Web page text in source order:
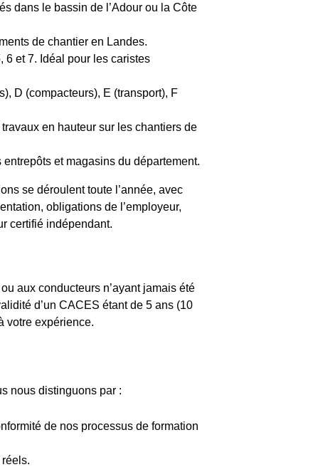
dans le bassin de l’Adour ou la Côte
de chantier en Landes.
6 et 7. Idéal pour les caristes
D (compacteurs), E (transport), F
en hauteur sur les chantiers de
et magasins du département.
se déroulent toute l’année, avec
obligations de l’employeur,
certifié indépendant.
aux conducteurs n’ayant jamais été
d’un CACES étant de 5 ans (10
votre expérience.
nous distinguons par :
de nos processus de formation